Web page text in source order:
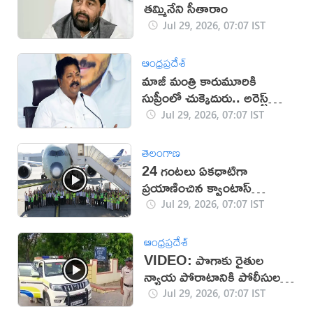
తమ్మినేని సీతారాం
Jul 29, 2026, 07:07 IST
ఆంధ్రప్రదేశ్
మాజీ మంత్రి కారుమూరికి
సుప్రీంలో చుక్కెదురు.. అరెస్ట్
తప్పదా?
Jul 29, 2026, 07:07 IST
తెలంగాణ
24 గంటలు ఏకధాటిగా
ప్రయాణించిన క్వాంటాస్‌
విమానంJul 29, 2026, 07:07 IST
ఆంధ్రప్రదేశ్
VIDEO: పొగాకు రైతుల
న్యాయ పోరాటానికి పోలీసుల
ఆంక్షలుJul 29, 2026, 07:07 IST